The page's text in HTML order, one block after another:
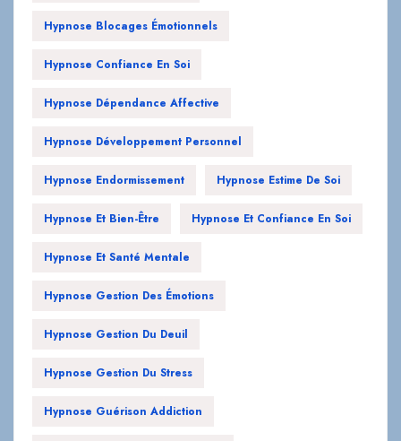
Hypnose Blocages Émotionnels
Hypnose Confiance En Soi
Hypnose Dépendance Affective
Hypnose Développement Personnel
Hypnose Endormissement Hypnose Estime De Soi
Hypnose Et Bien-Être Hypnose Et Confiance En Soi
Hypnose Et Santé Mentale
Hypnose Gestion Des Émotions
Hypnose Gestion Du Deuil
Hypnose Gestion Du Stress
Hypnose Guérison Addiction